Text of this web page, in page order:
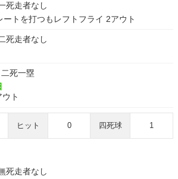
死走者なし
ートを打つもレフトフライ 2アウト
死走者なし
二死一塁
ト
ヒット 0 四死球 1
死走者なし